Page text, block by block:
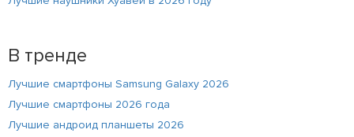
В тренде
Лучшие смартфоны Samsung Galaxy 2026
Лучшие смартфоны 2026 года
Лучшие андроид планшеты 2026